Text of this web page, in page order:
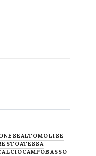
ALTOMOLISE
ATESSA
CAMPOBASSO